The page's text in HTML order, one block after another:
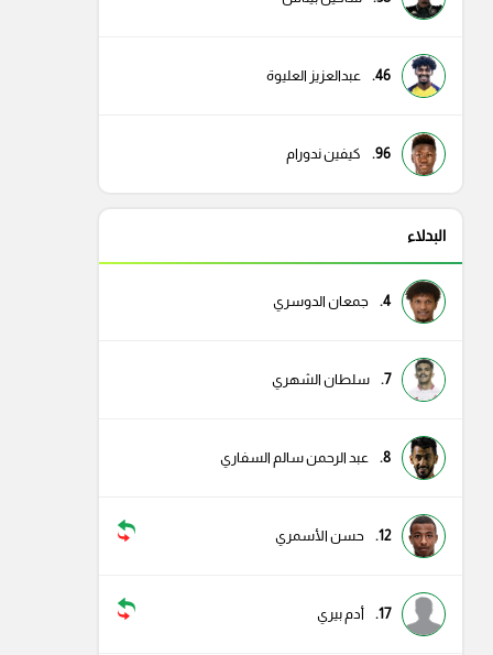
46. عبدالعزيز العليوة
96. كيفين ندورام
البدلاء
4. جمعان الدوسري
7. سلطان الشهري
8. عبد الرحمن سالم السفاري
12. حسن الأسمري
17. أدم بيري